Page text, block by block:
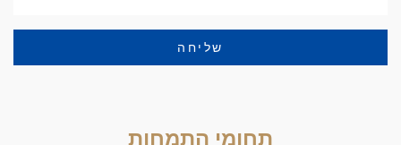
שליחה
תחומי התמחות